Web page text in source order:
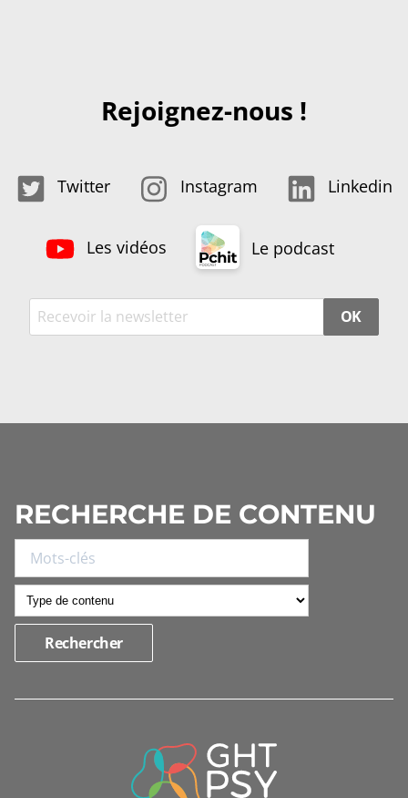
Rejoignez-nous !
Twitter Instagram Linkedin
Les vidéos Le podcast
OK
RECHERCHE DE CONTENU
INFORMATIONS